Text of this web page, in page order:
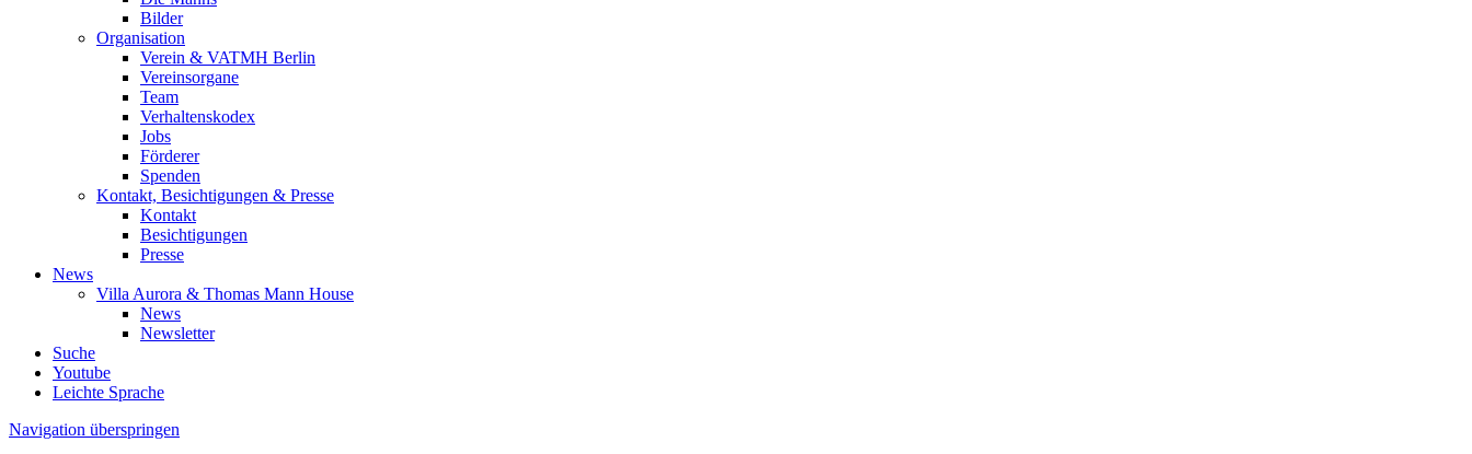
Bilder
Organisation
Verein & VATMH Berlin
Vereinsorgane
Team
Verhaltenskodex
Jobs
Förderer
Spenden
Kontakt, Besichtigungen & Presse
Kontakt
Besichtigungen
Presse
News
Villa Aurora & Thomas Mann House
News
Newsletter
Suche
Youtube
Leichte Sprache
Navigation überspringen